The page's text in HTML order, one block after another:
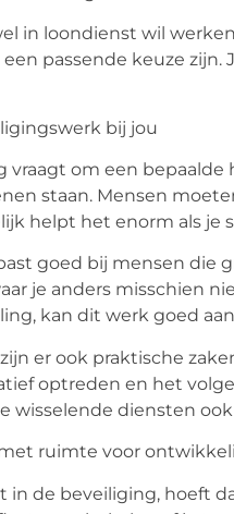
in loondienst wil
een passende keuze
bij jou
vraagt om een
staan. Mensen
helpt het enorm als je
goed bij mensen die
je anders misschien
kan dit werk goed
er ook praktische
optreden en het
wisselende diensten
ruimte voor
in de beveiliging, hoeft